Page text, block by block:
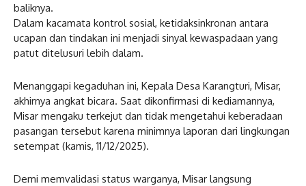
baliknya.
Dalam kacamata kontrol sosial, ketidaksinkronan antara
ucapan dan tindakan ini menjadi sinyal kewaspadaan yang
patut ditelusuri lebih dalam.
Menanggapi kegaduhan ini, Kepala Desa Karangturi, Misar,
akhirnya angkat bicara. Saat dikonfirmasi di kediamannya,
Misar mengaku terkejut dan tidak mengetahui keberadaan
pasangan tersebut karena minimnya laporan dari lingkungan
setempat (kamis, 11/12/2025).
Demi memvalidasi status warganya, Misar langsung